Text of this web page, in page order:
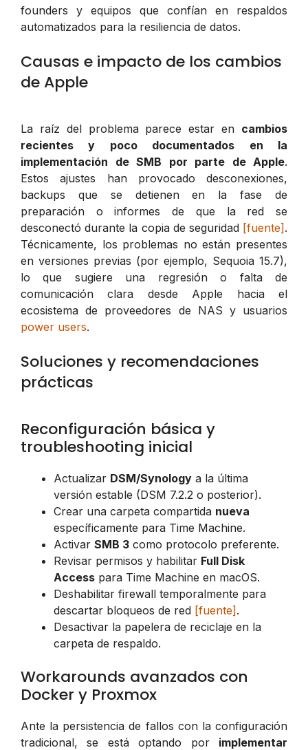
founders y equipos que confían en respaldos
automatizados para la resiliencia de datos.
Causas e impacto de los cambios
de Apple
La raíz del problema parece estar en cambios
recientes y poco documentados en la
implementación de SMB por parte de Apple.
Estos ajustes han provocado desconexiones,
backups que se detienen en la fase de
preparación o informes de que la red se
desconectó durante la copia de seguridad [fuente].
Técnicamente, los problemas no están presentes
en versiones previas (por ejemplo, Sequoia 15.7),
lo que sugiere una regresión o falta de
comunicación clara desde Apple hacia el
ecosistema de proveedores de NAS y usuarios
power users.
Soluciones y recomendaciones
prácticas
Reconfiguración básica y
troubleshooting inicial
Actualizar DSM/Synology a la última
versión estable (DSM 7.2.2 o posterior).
Crear una carpeta compartida nueva
específicamente para Time Machine.
Activar SMB 3 como protocolo preferente.
Revisar permisos y habilitar Full Disk
Access para Time Machine en macOS.
Deshabilitar firewall temporalmente para
descartar bloqueos de red [fuente].
Desactivar la papelera de reciclaje en la
carpeta de respaldo.
Workarounds avanzados con
Docker y Proxmox
Ante la persistencia de fallos con la configuración
tradicional, se está optando por implementar